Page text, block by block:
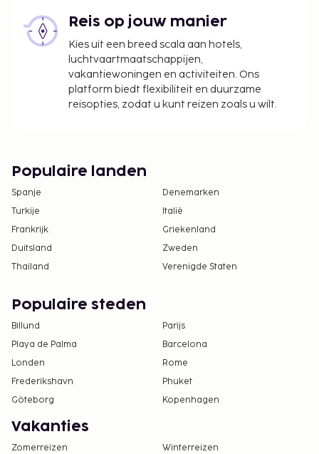
Reis op jouw manier
Kies uit een breed scala aan hotels,
luchtvaartmaatschappijen,
vakantiewoningen en activiteiten. Ons
platform biedt flexibiliteit en duurzame
reisopties, zodat u kunt reizen zoals u wilt.
Populaire landen
Spanje
Denemarken
Turkije
Italië
Frankrijk
Griekenland
Duitsland
Zweden
Thailand
Verenigde Staten
Populaire steden
Billund
Parijs
Playa de Palma
Barcelona
Londen
Rome
Frederikshavn
Phuket
Göteborg
Kopenhagen
Vakanties
Zomerreizen
Winterreizen